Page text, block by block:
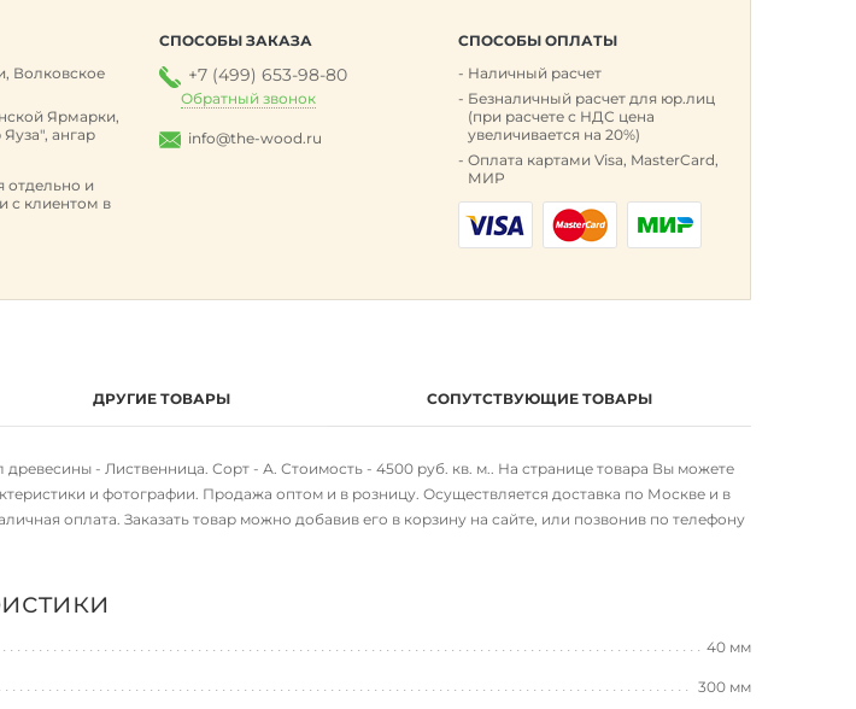
Волковское
Ярмарки,
ангар
отдельно и
с клиентом в
СПОСОБЫ ЗАКАЗА
+7 (499) 653-98-80
Обратный звонок
info@the-wood.ru
СПОСОБЫ ОПЛАТЫ
Наличный расчет
Безналичный расчет для юр.лиц
(при расчете с НДС цена
увеличивается на 20%)
Оплата картами Visa, MasterCard,
МИР
- Лиственница. Сорт - А. Стоимость - 4500 руб. кв. м.. На странице товара Вы можете
и фотографии. Продажа оптом и в розницу. Осуществляется доставка по Москве и в
оплата. Заказать товар можно добавив его в корзину на сайте, или позвонив по телефону
40 мм
300 мм
ДРУГИЕ ТОВАРЫ СОПУТСТВУЮЩИЕ ТОВАРЫ